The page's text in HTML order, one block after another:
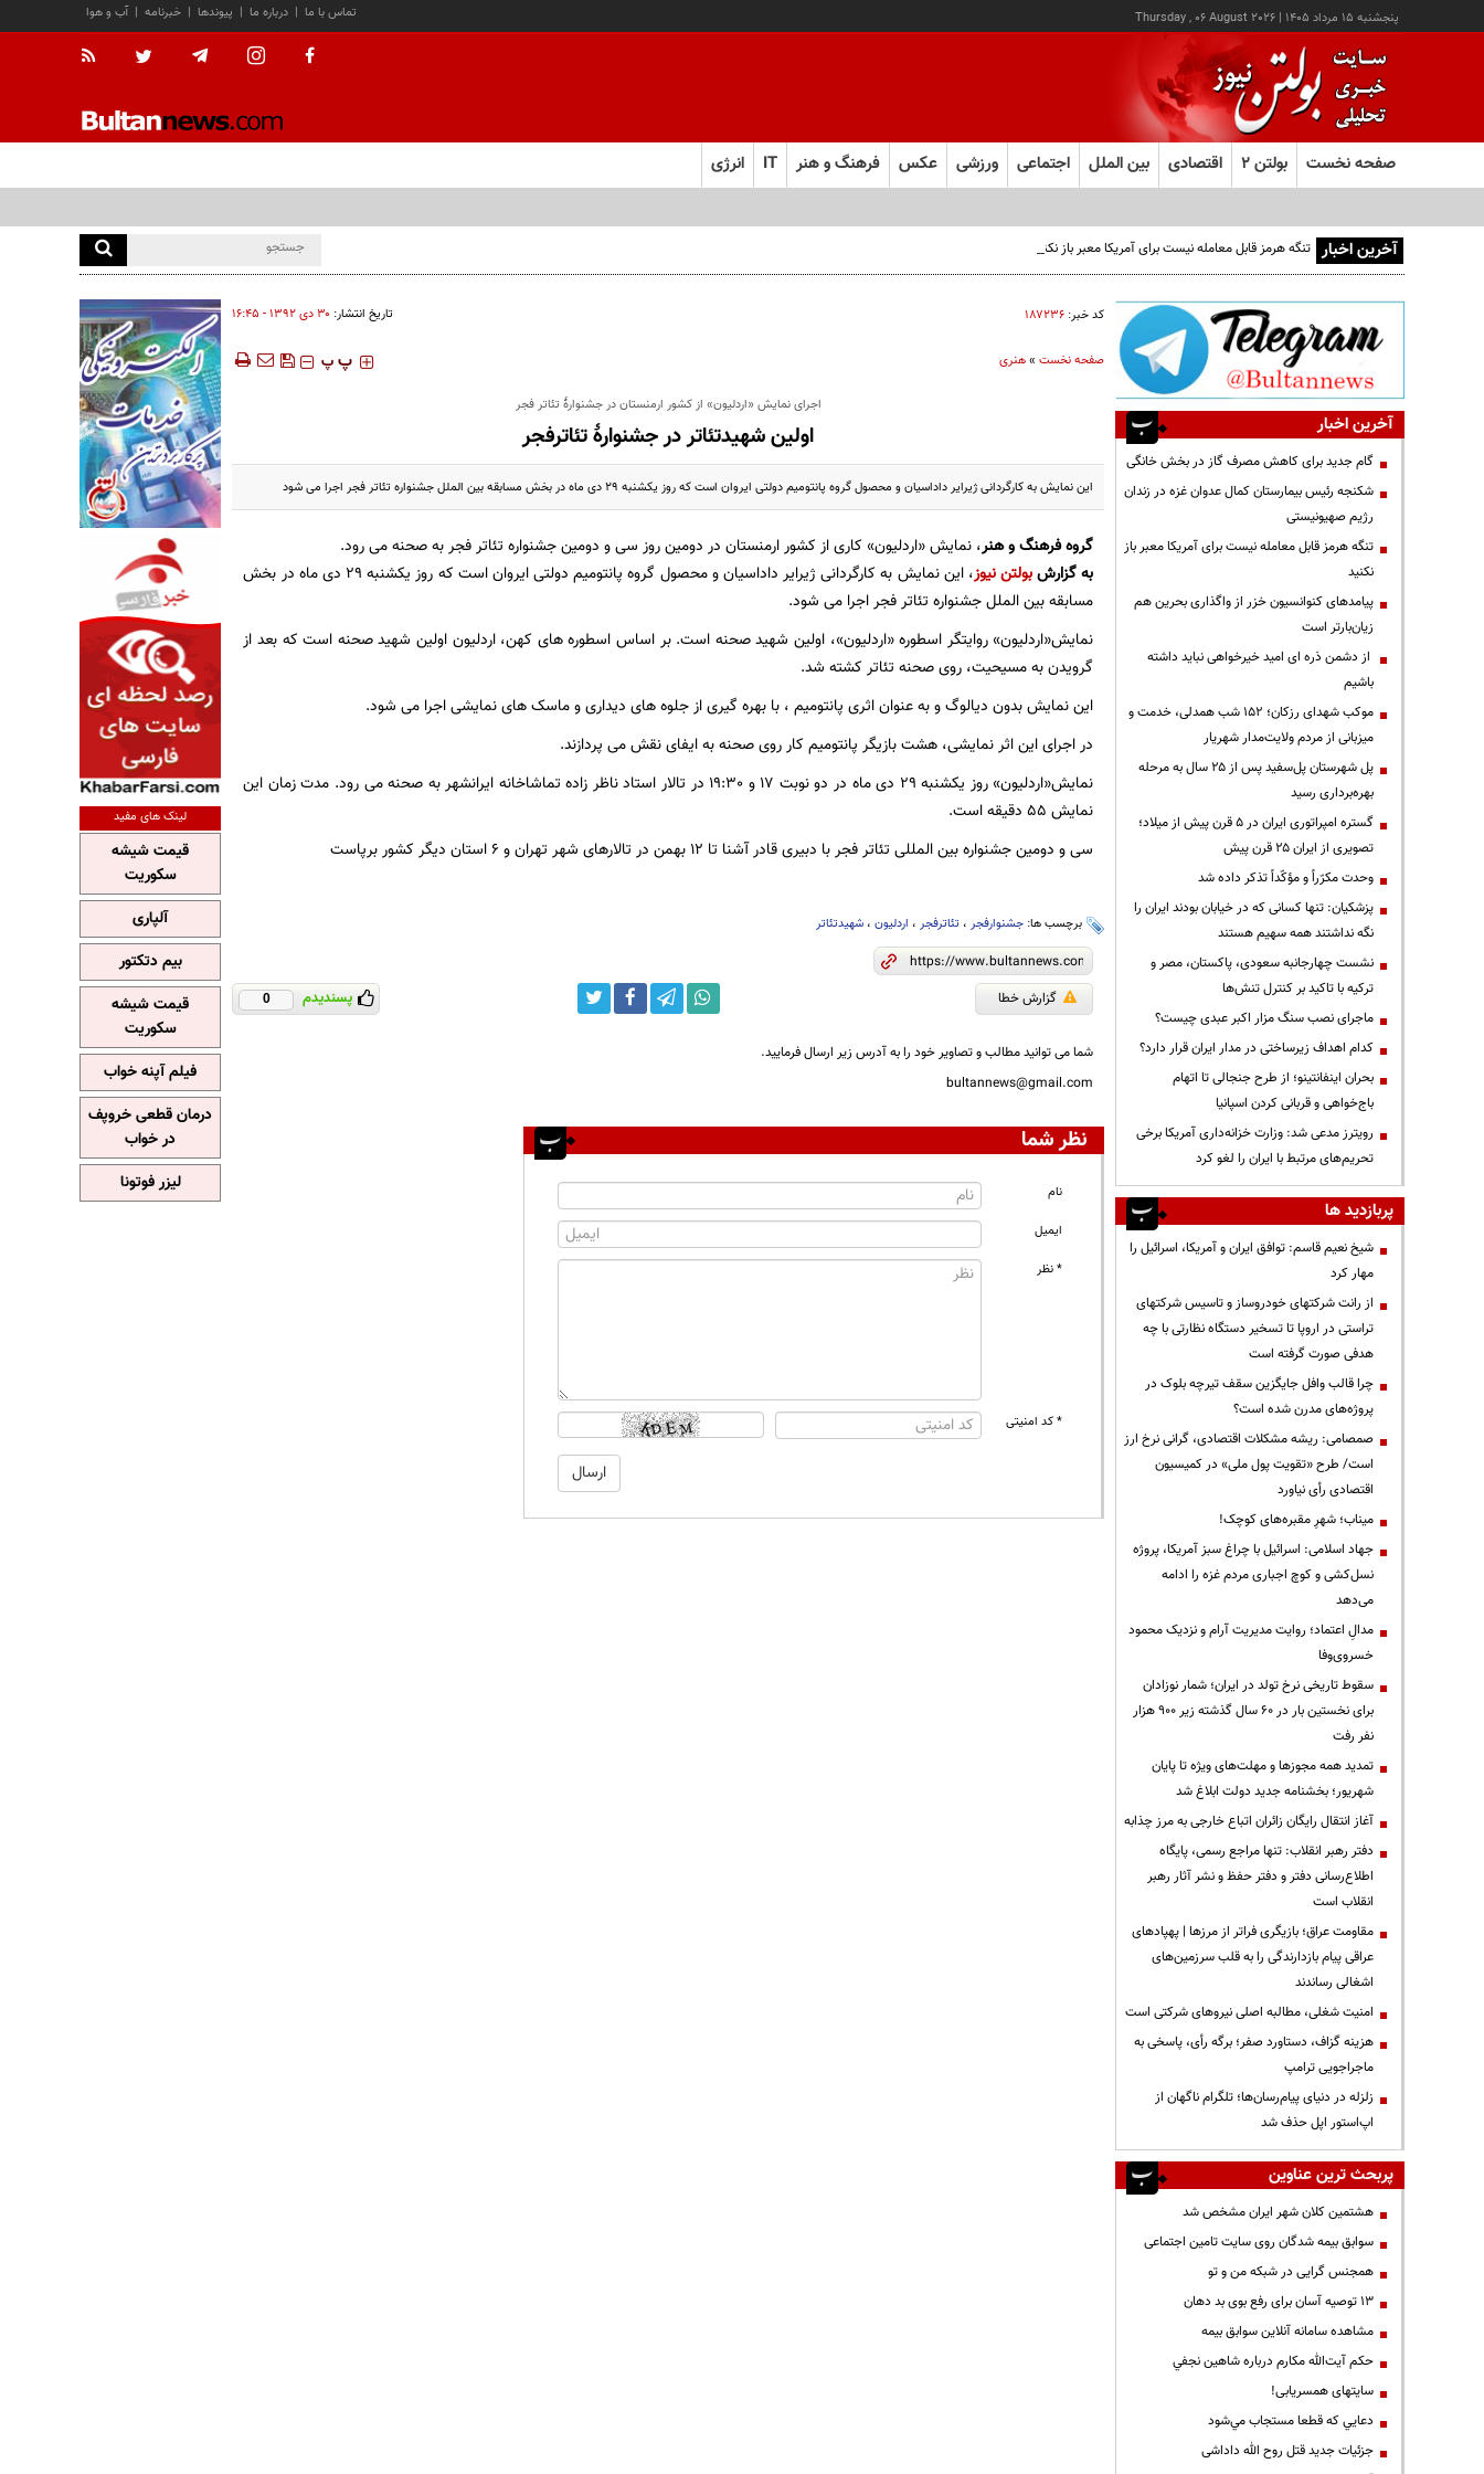
پنجشنبه ۱۵ مرداد ۱۴۰۵ |
Thursday , 06 August 2026 آب و هوا | خبرنامه | پیوندها | درباره ما | تماس با ما
صفحه نخست بولتن ۲ اقتصادی بین الملل اجتماعی ورزشی عکس فرهنگ و هنر IT انرژی
آخرین اخبار تنگه هرمز قابل معامله نیست برای آمریکا معبر باز نکنید
کد خبر: ۱۸۷۲۳۶ تاریخ انتشار: ۳۰ دی ۱۳۹۲ - ۱۶:۴۵
صفحه نخست»هنری ‍‍‍ پ پ
اجرای نمایش «اردلیون» از کشور ارمنستان در جشنوارۀ تئاتر فجر
اولین شهیدتئاتر در جشنوارۀ تئاترفجر
این نمایش به کارگردانی ژیرایر داداسیان و محصول گروه پانتومیم دولتی ایروان است که روز یکشنبه 29 دی ماه در بخش مسابقه بین الملل جشنواره تئاتر فجر اجرا می شود
گروه فرهنگ و هنر، نمایش «اردلیون» کاری از کشور ارمنستان در دومین روز سی و دومین جشنواره تئاتر فجر به صحنه می رود.
به گزارشبولتن نیوز
، این نمایش به کارگردانی ژیرایر داداسیان و محصول گروه پانتومیم دولتی ایروان است که روز یکشنبه 29 دی ماه در بخش
مسابقه بین الملل جشنواره تئاتر فجر اجرا می شود.
نمایش«اردلیون» روایتگر اسطوره «اردلیون»، اولین شهید صحنه است. بر اساس اسطوره های کهن، اردلیون اولین شهید صحنه است که بعد از
گرویدن به مسیحیت، روی صحنه تئاتر کشته شد.
این نمایش بدون دیالوگ و به عنوان اثری پانتومیم ، با بهره گیری از جلوه های دیداری و ماسک های نمایشی اجرا می شود.
در اجرای این اثر نمایشی، هشت بازیگر پانتومیم کار روی صحنه به ایفای نقش می پردازند.
نمایش«اردلیون» روز یکشنبه 29 دی ماه در دو نوبت 17 و 19:30 در تالار استاد ناظر زاده تماشاخانه ایرانشهر به صحنه می رود. مدت زمان این
نمایش 55 دقیقه است
.
سی و دومین جشنواره بین المللی تئاتر فجر با دبیری قادر آشنا تا 12 بهمن در تالارهای شهر تهران و 6 استان دیگر کشور برپاست
برچسب ها: جشنوارفجر، تئاترفجر، اردلیون، شهیدتئاتر
گزارش خطا پسندیدم 0
شما می توانید مطالب و تصاویر خود را به آدرس زیر ارسال فرمایید.
bultannews@gmail.com
نظر شما
نام
ایمیل
* نظر
* کد امنیتی
آخرین اخبار
گام جدید برای کاهش مصرف گاز در بخش خانگی
شکنجه رئیس بیمارستان کمال عدوان غزه در زندان
رژیم صهیونیستی
تنگه هرمز قابل معامله نیست برای آمریکا معبر باز
نکنید
پیامدهای کنوانسیون خزر از واگذاری بحرین هم
زیان‌بارتر است
از دشمن ذره ای امید خیرخواهی نباید داشته
باشیم
موکب شهدای رزکان؛ ۱۵۲ شب همدلی، خدمت و
میزبانی از مردم ولایت‌مدار شهریار
پل شهرستان پل‌سفید پس از ۲۵ سال به مرحله
بهره‌برداری رسید
گستره امپراتوری ایران در ۵ قرن پیش از میلاد؛
تصویری از ایران ۲۵ قرن پیش
وحدت مکرّراً و مؤکّداً تذکر داده شد
پزشکیان: تنها کسانی که در خیابان بودند ایران را
نگه نداشتند همه سهیم هستند
نشست چهارجانبه سعودی، پاکستان، مصر و
ترکیه با تاکید بر کنترل تنش‌ها
ماجرای نصب سنگ مزار اکبر عبدی چیست؟
کدام اهداف زیرساختی در مدار ایران قرار دارد؟
بحران اینفانتینو؛ از طرح جنجالی تا اتهام
باج‌خواهی و قربانی کردن اسپانیا
رویترز مدعی شد: وزارت خزانه‌داری آمریکا برخی
تحریم‌های مرتبط با ایران را لغو کرد
پربازدید ها
شیخ نعیم قاسم: توافق ایران و آمریکا، اسرائیل را
مهار کرد
از رانت‌ شرکتهای خودروساز و تاسیس شرکتهای
تراستی در اروپا تا تسخیر دستگاه نظارتی با چه
هدفی صورت گرفته است
چرا قالب وافل جایگزین سقف تیرچه بلوک در
پروژه‌های مدرن شده است؟
صمصامی: ریشه مشکلات اقتصادی، گرانی نرخ ارز
است/ طرح «تقویت پول ملی» در کمیسیون
اقتصادی رأی نیاورد
میناب؛ شهرِ مقبره‌های کوچک!
جهاد اسلامی: اسرائیل با چراغ سبز آمریکا، پروژه
نسل‌کشی و کوچ اجباری مردم غزه را ادامه
می‌دهد
مدالِ اعتماد؛ روایت مدیریت آرام و نزدیک محمود
خسروی‌وفا
سقوط تاریخی نرخ تولد در ایران؛ شمار نوزادان
برای نخستین بار در ۶۰ سال گذشته زیر ۹۰۰ هزار
نفر رفت
تمدید همه مجوزها و مهلت‌های ویژه تا پایان
شهریور؛ بخشنامه جدید دولت ابلاغ شد
آغاز انتقال رایگان زائران اتباع خارجی به مرز چذابه
دفتر رهبر انقلاب: تنها مراجع رسمی، پایگاه
اطلاع‌رسانی دفتر و دفتر حفظ و نشر آثار رهبر
انقلاب است
مقاومت عراق؛ بازیگری فراتر از مرزها | پهپادهای
عراقی پیام بازدارندگی را به قلب سرزمین‌های
اشغالی رساندند
‌امنیت شغلی، مطالبه اصلی نیروهای شرکتی است
هزینه گزاف، دستاورد صفر؛ برگه رأی، پاسخی به
ماجراجویی ترامپ
زلزله در دنیای پیام‌رسان‌ها؛ تلگرام ناگهان از
اپ‌استور اپل حذف شد
پربحث ترین عناوین
هشتمین کلان شهر ایران مشخص شد
سوابق بیمه شدگان روی سایت تامین اجتماعی
همجنس گرایی در شبکه من و تو
13 توصیه آسان برای رفع بوی بد دهان
مشاهده سامانه آنلاين سوابق بیمه
حكم آيت‌الله مكارم درباره شاهين نجفي
سایتهای همسریابی!
دعايي كه قطعا مستجاب مي‌شود
جزئیات جدید قتل روح الله داداشی
لینک های مفید
قیمت شیشه
سکوریت
آلپاری
بیم دتکتور
قیمت شیشه
سکوریت
فیلم آپنه خواب
درمان قطعی خروپف
در خواب
لیزر فوتونا